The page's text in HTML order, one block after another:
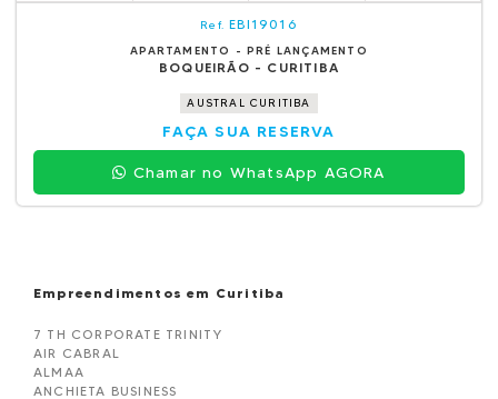
Ref. EBI19016
APARTAMENTO - PRÉ LANÇAMENTO
BOQUEIRÃO - CURITIBA
AUSTRAL CURITIBA
FAÇA SUA RESERVA
Chamar no WhatsApp AGORA
Empreendimentos em Curitiba
7 TH CORPORATE TRINITY
AIR CABRAL
ALMAA
ANCHIETA BUSINESS